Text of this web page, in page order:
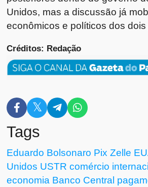
Unidos, mas a discussão já
econômicos e políticos dos
Créditos: Redação
Tags
Eduardo Bolsonaro Pix Zelle
Unidos USTR comércio
economia Banco Central